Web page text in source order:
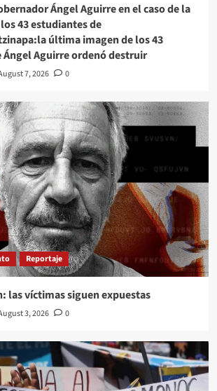
Ángel Aguirre en el caso de la
43 estudiantes de
última imagen de los 43
Aguirre ordenó destruir
7, 2026 0
Reportaje
las víctimas siguen expuestas
3, 2026 0